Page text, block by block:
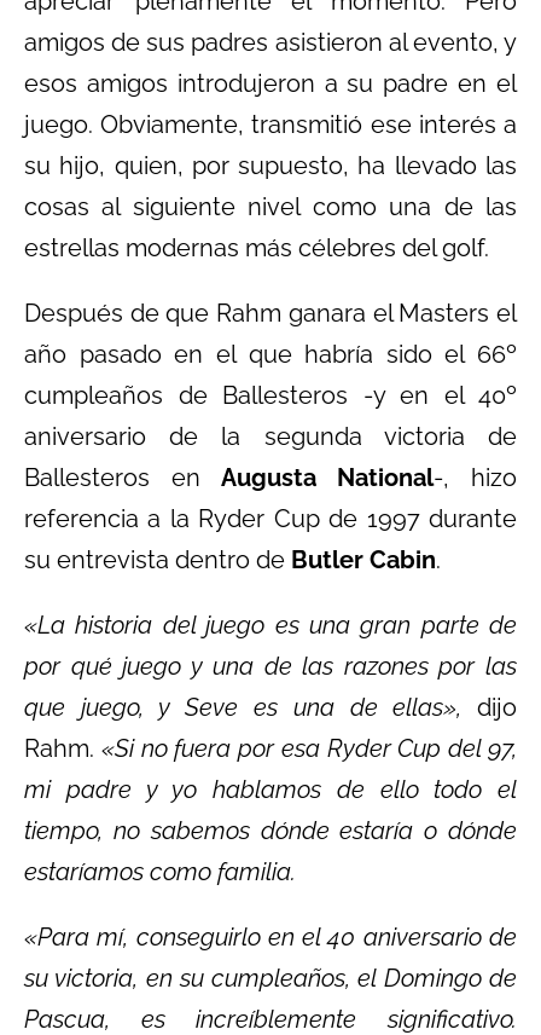
amigos de sus padres asistieron al evento, y
esos amigos introdujeron a su padre en el
juego. Obviamente, transmitió ese interés a
su hijo, quien, por supuesto, ha llevado las
cosas al siguiente nivel como una de las
estrellas modernas más célebres del golf.
Después de que Rahm ganara el Masters el
año pasado en el que habría sido el 66º
cumpleaños de Ballesteros -y en el 40º
aniversario de la segunda victoria de
Ballesteros en Augusta National-, hizo
referencia a la Ryder Cup de 1997 durante
su entrevista dentro de Butler Cabin.
«La historia del juego es una gran parte de
por qué juego y una de las razones por las
que juego, y Seve es una de ellas», dijo
Rahm. «Si no fuera por esa Ryder Cup del 97,
mi padre y yo hablamos de ello todo el
tiempo, no sabemos dónde estaría o dónde
estaríamos como familia.
«Para mí, conseguirlo en el 40 aniversario de
su victoria, en su cumpleaños, el Domingo de
Pascua, es increíblemente significativo.